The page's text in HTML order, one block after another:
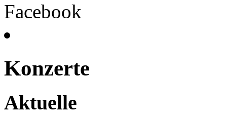
Konzerte
Aktuelle